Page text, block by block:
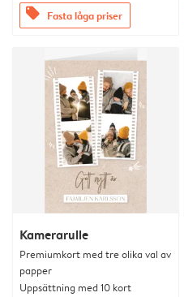
offers Fasta låga priser
Kamerarulle
Premiumkort med tre olika val av
papper
Uppsättning med 10 kort